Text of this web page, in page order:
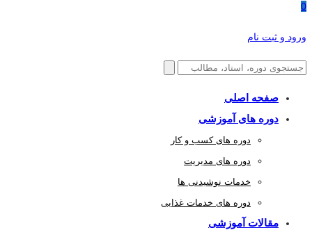
0
ورود و ثبت نام
صفحه اصلی
دوره های آموزشی
دوره های کسب و کار
دوره های مدیریت
خدمات نوشیدنی ها
دوره های خدمات غذایی
مقالات آموزشی